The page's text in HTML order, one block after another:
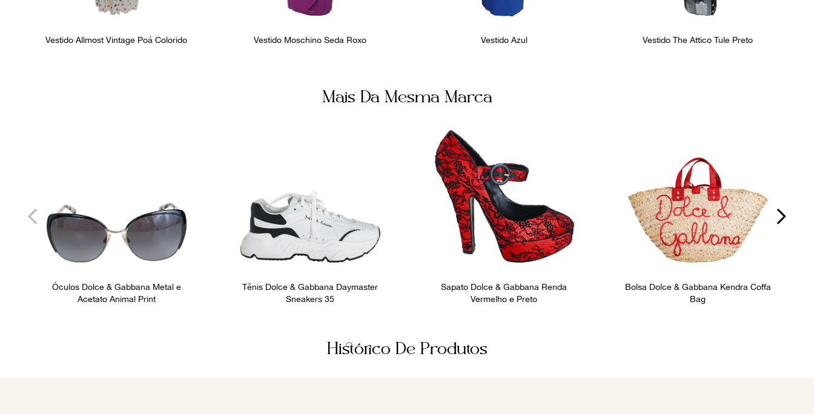
Vestido Allmost Vintage Poá Colorido Vestido Moschino Seda Roxo Vestido Azul Vestido The Attico Tule Preto
Mais Da Mesma Marca
Óculos Dolce & Gabbana Metal e
Acetato Animal Print
Tênis Dolce & Gabbana Daymaster
Sneakers 35
Sapato Dolce & Gabbana Renda
Vermelho e Preto
Bolsa Dolce & Gabbana Kendra Coffa
Bag
Histórico De Produtos